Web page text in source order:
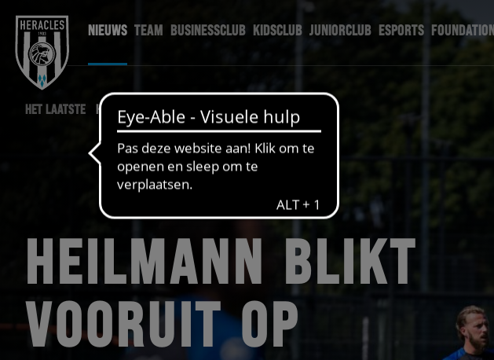
NIEUWS TEAM BUSINESSCLUB KIDSCLUB JUNIORCLUB ESPORTS FOUNDATION
HET LAATSTE HERACLES NIEUWS
HEILMANN BLIKT
VOORUIT OP